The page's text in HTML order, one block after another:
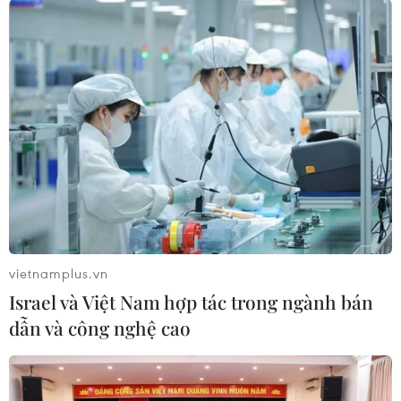
Nhận định Campuchia vs
Timor Leste: Trận chiến vì
3 điểm danh dự cho "Các
chiến binh Angkor"
03/08/2026 03:30
ASEAN Cup 2026: Đội
tuyển Việt Nam sẵn sàng
cho đại chiến ở "chảo lửa"
Pakansari
03/08/2026 03:13
2026 ngày 3/8: Việt Nam
quyết đấu Indonesia
Indonesia: Thầy Kim cần
thay đổi để giành chiến
vietnamplus.vn
Israel và Việt Nam hợp tác trong ngành bán
dẫn và công nghệ cao